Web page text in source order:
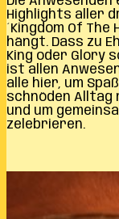
Highlights aller
´Kingdom Of The
hängt. Dass zu
King oder Glory
ist allen
alle hier, um
schnöden Alltag
und um
zelebrieren.